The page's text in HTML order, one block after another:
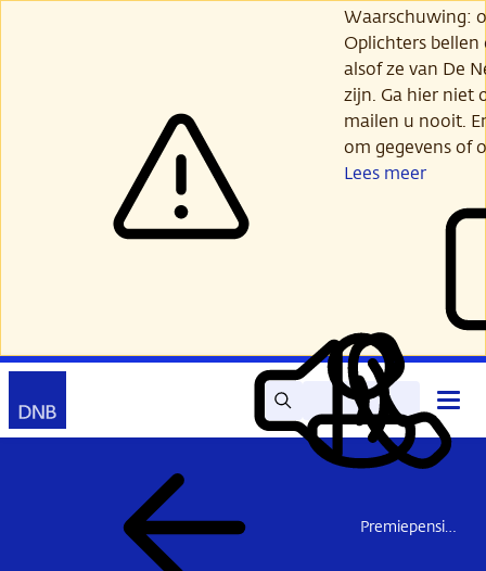
Waarschuwing:
Oplichters
alsof ze van De
zijn. Ga hier niet
mailen u nooit.
om gegevens of
Lees meer
Zoek Lees
voor
Mijn
DNB
Contact
Premiepensioeninstellingen